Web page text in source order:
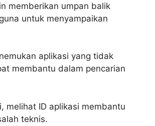
memberikan umpan balik
untuk menyampaikan
aplikasi yang tidak
membantu dalam pencarian
melihat ID aplikasi membantu
teknis.